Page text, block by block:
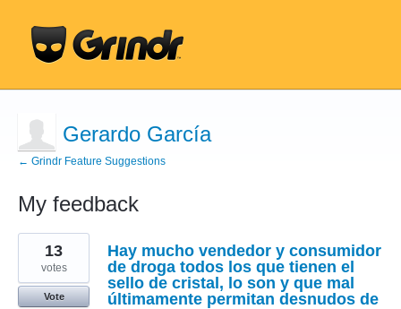
Gerardo García
← Grindr Feature Suggestions
My feedback
1
result
found
Hay mucho vendedor y consumidor
de droga todos los que tienen el
sello de cristal, lo son y que mal
últimamente permitan desnudos de
13
votes
Vote